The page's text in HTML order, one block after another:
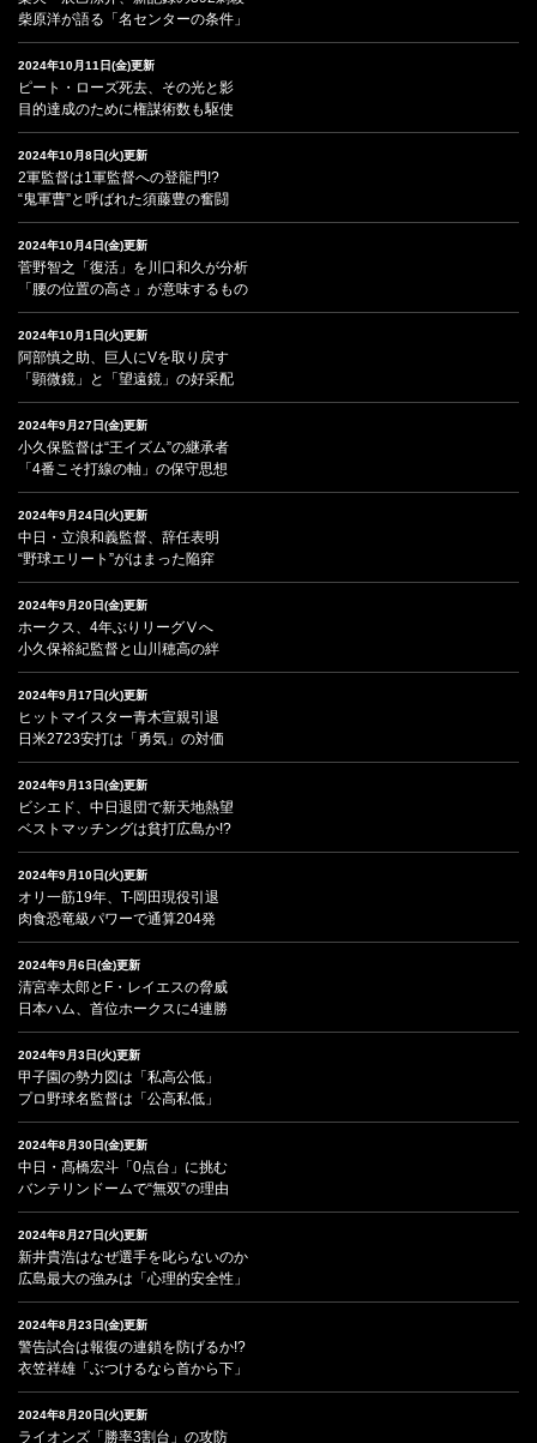
柴原洋が語る「名センターの条件」
2024年10月11日(金)更新
ピート・ローズ死去、その光と影
目的達成のために権謀術数も駆使
2024年10月8日(火)更新
2軍監督は1軍監督への登龍門!?
“鬼軍曹”と呼ばれた須藤豊の奮闘
2024年10月4日(金)更新
菅野智之「復活」を川口和久が分析
「腰の位置の高さ」が意味するもの
2024年10月1日(火)更新
阿部慎之助、巨人にVを取り戻す
「顕微鏡」と「望遠鏡」の好采配
2024年9月27日(金)更新
小久保監督は“王イズム”の継承者
「4番こそ打線の軸」の保守思想
2024年9月24日(火)更新
中日・立浪和義監督、辞任表明
“野球エリート”がはまった陥穽
2024年9月20日(金)更新
ホークス、4年ぶりリーグⅤへ
小久保裕紀監督と山川穂高の絆
2024年9月17日(火)更新
ヒットマイスター青木宣親引退
日米2723安打は「勇気」の対価
2024年9月13日(金)更新
ビシエド、中日退団で新天地熱望
ベストマッチングは貧打広島か!?
2024年9月10日(火)更新
オリ一筋19年、T-岡田現役引退
肉食恐竜級パワーで通算204発
2024年9月6日(金)更新
清宮幸太郎とF・レイエスの脅威
日本ハム、首位ホークスに4連勝
2024年9月3日(火)更新
甲子園の勢力図は「私高公低」
プロ野球名監督は「公高私低」
2024年8月30日(金)更新
中日・髙橋宏斗「0点台」に挑む
バンテリンドームで“無双”の理由
2024年8月27日(火)更新
新井貴浩はなぜ選手を叱らないのか
広島最大の強みは「心理的安全性」
2024年8月23日(金)更新
警告試合は報復の連鎖を防げるか!?
衣笠祥雄「ぶつけるなら首から下」
2024年8月20日(火)更新
ライオンズ「勝率3割台」の攻防